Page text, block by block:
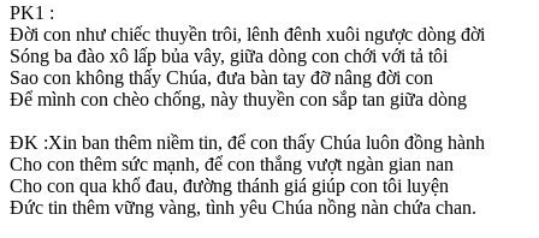
PK1 :
Đời con như chiếc thuyền trôi, lênh đênh xuôi ngược dòng đời
Sóng ba đào xô lấp bủa vây, giữa dòng con chới với tả tôi
Sao con không thấy Chúa, đưa bàn tay đỡ nâng đời con
Để mình con chèo chống, này thuyền con sắp tan giữa dòng
ĐK :Xin ban thêm niềm tin, để con thấy Chúa luôn đồng hành
Cho con thêm sức mạnh, để con thắng vượt ngàn gian nan
Cho con qua khổ đau, đường thánh giá giúp con tôi luyện
Đức tin thêm vững vàng, tình yêu Chúa nồng nàn chứa chan.